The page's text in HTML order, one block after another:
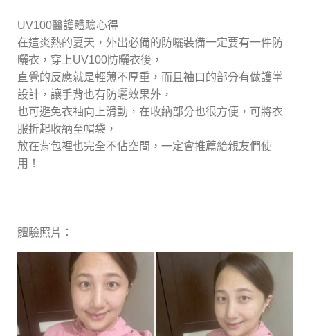
UV100醫護體驗心得
在這炎熱的夏天，外出必備的防曬裝備一定要有一件防
曬衣，穿上UV100防曬衣後，
直覺的反應就是輕薄不厚重，而且袖口的部分有做護掌
設計，讓手背也有防曬效果外，
也可避免衣袖向上滑動，在收納部分也很方便，可將衣
服折起收納至帽袋，
放在背包裡也完全不佔空間，一定會推薦給親友們使
用！
體驗照片：